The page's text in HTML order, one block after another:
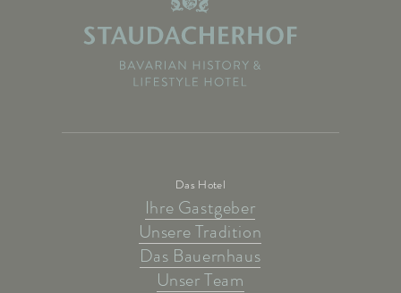
Das Hotel
Ihre Gastgeber
Unsere Tradition
Das Bauernhaus
Unser Team